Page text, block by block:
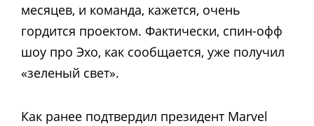
месяцев, и команда, кажется, очень
гордится проектом. Фактически, спин-офф
шоу про Эхо, как сообщается, уже получил
«зеленый свет».
Как ранее подтвердил президент Marvel